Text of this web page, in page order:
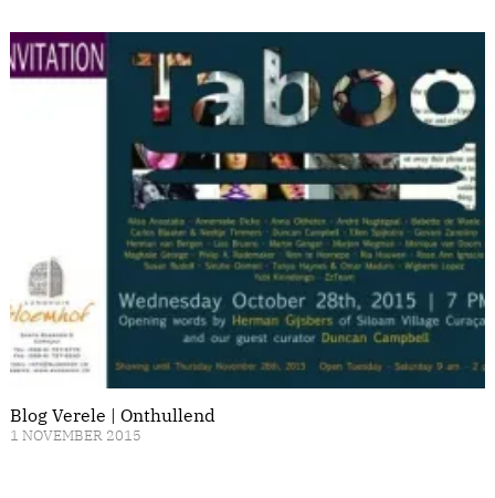
Blog Verele | Onthullend
1 NOVEMBER 2015